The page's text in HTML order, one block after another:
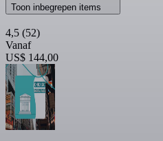
Toon inbegrepen items
4,5 (52)
Vanaf
US$ 144,00